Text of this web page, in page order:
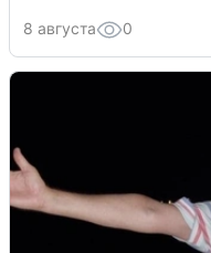
8 августа 0